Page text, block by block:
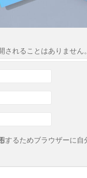
されることはありません。
保存する。